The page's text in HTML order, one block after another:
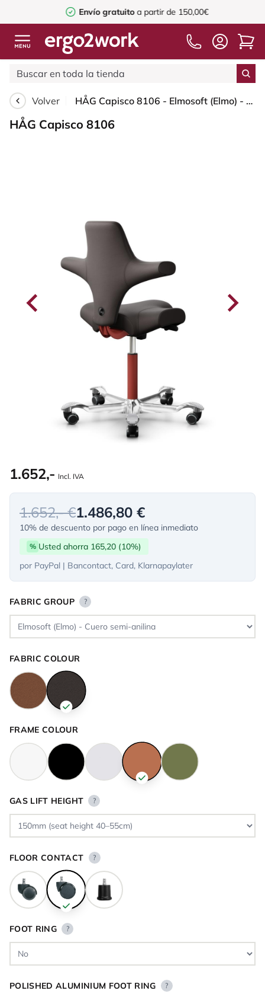
Envío gratuitoa partir de 150,00€
Volver HÅG Capisco 8106 - Elmosoft (Elmo) - Cuero semi-anilina - EL93068 - Dark brown - Blush Rose - 150mm (seat height 40–55cm) - Hard castors for soft floors
HÅG Capisco 8106
1.652,- Incl. IVA
1.652,- €1.486,80 €
10% de descuento por pago en línea inmediato
% Usted ahorra 165,20 (10%)
por PayPal | Bancontact, Card, Klarnapaylater
FABRIC GROUP ?
FABRIC COLOUR
FRAME COLOUR
GAS LIFT HEIGHT ?
FLOOR CONTACT ?
FOOT RING ?
POLISHED ALUMINIUM FOOT RING ?